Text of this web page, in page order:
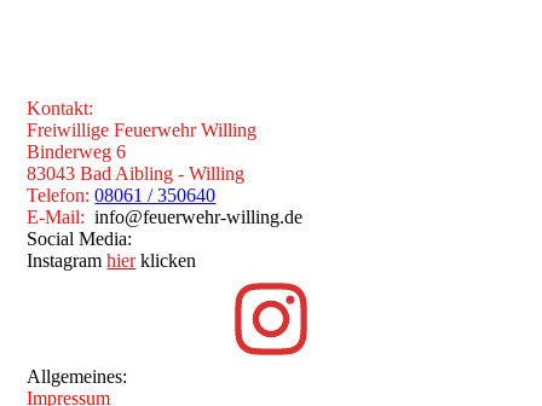
Kontakt:
Freiwillige Feuerwehr Willing
Binderweg 6
83043 Bad Aibling - Willing
Telefon:08061 / 350640
E-Mail: info@feuerwehr-willing.de
Social Media:
Instagramhierklicken
Allgemeines:
Impressum